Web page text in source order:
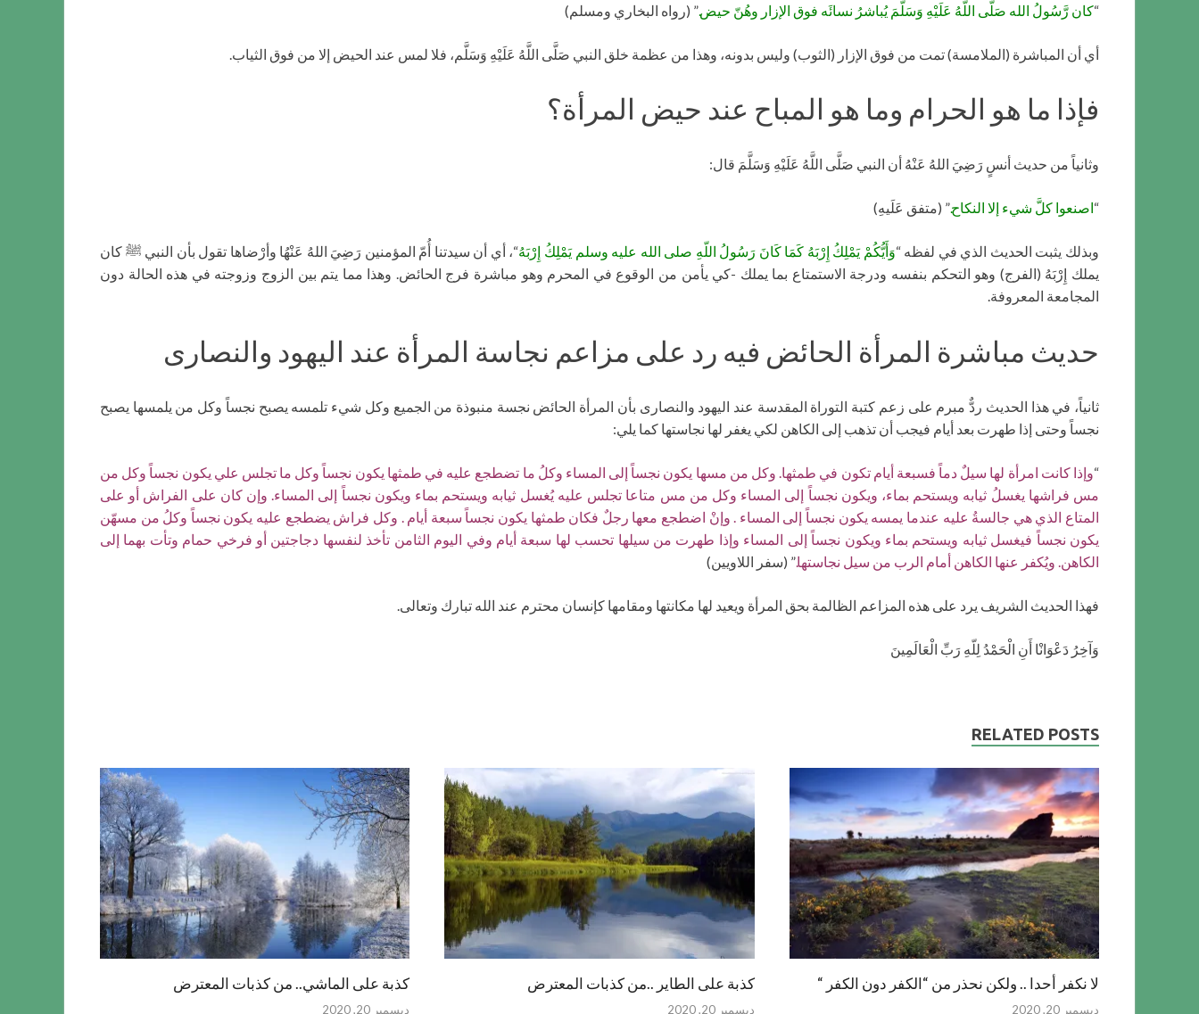
“كان رَّسُولُ الله صَلَّى اللَّهُ عَلَيْهِ وَسَلَّمَ يُباشرُ نسائَه فوق الإزار وهُنّ حيض.” (رواه البخاري ومسلم)
أي أن المباشرة (الملامسة) تمت من فوق الإزار (الثوب) وليس بدونه، وهذا من عظمة خلق النبي صَلَّى اللَّهُ عَلَيْهِ وَسَلَّم، فلا لمس عند الحيض إلا من فوق الثياب.
فإذا ما هو الحرام وما هو المباح عند حيض المرأة؟
وثانياً من حديث أنسٍ رَضِيَ اللهُ عَنْهُ أن النبي صَلَّى اللَّهُ عَلَيْهِ وَسَلَّمَ قال:
“اصنعوا كلَّ شيء إلا النكاح.” (متفق عَلَيهِ)
وبذلك يثبت الحديث الذي في لفظه “وَأَيُّكُمْ يَمْلِكُ إِرْبَهُ كَمَا كَانَ رَسُولُ اللّهِ صلى الله عليه وسلم يَمْلِكُ إِرْبَهُ“، أي أن سيدتنا أُمّ المؤمنين رَضِيَ اللهُ عَنْهُا وأرْضاها تقول بأن النبي ﷺ كان
يملك إِرْبَهُ (الفرج) وهو التحكم بنفسه ودرجة الاستمتاع بما يملك -كي يأمن من الوقوع في المحرم وهو مباشرة فرج الحائض. وهذا مما يتم بين الزوج وزوجته في هذه الحالة دون
المجامعة المعروفة.
حديث مباشرة المرأة الحائض فيه رد على مزاعم نجاسة المرأة عند اليهود والنصارى
ثانياً، في هذا الحديث ردٌّ مبرم على زعم كتبة التوراة المقدسة عند اليهود والنصارى بأن المرأة الحائض نجسة منبوذة من الجميع وكل شيء تلمسه يصبح نجساً وكل من يلمسها يصبح
نجساً وحتى إذا طهرت بعد أيام فيجب أن تذهب إلى الكاهن لكي يغفر لها نجاستها كما يلي:
“وإذا كانت امرأة لها سيلٌ دماً فسبعة أيام تكون في طمثها. وكل من مسها يكون نجساً إلى المساء وكلُ ما تضطجع عليه في طمثها يكون نجساً وكل ما تجلس علي يكون نجساً وكل من
مس فراشها يغسلُ ثيابه ويستحم بماء، ويكون نجساً إلى المساء وكل من مس متاعا تجلس عليه يُغسل ثيابه ويستحم بماء ويكون نجساً إلى المساء. وإن كان على الفراش أو على
المتاع الذي هي جالسةُ عليه عندما يمسه يكون نجساً إلى المساء . وإنْ اضطجع معها رجلٌ فكان طمثها يكون نجساً سبعة أيام . وكل فراش يضطجع عليه يكون نجساً وكلُ من مسهّن
يكون نجساً فيغسل ثيابه ويستحم بماء ويكون نجساً إلى المساء وإذا طهرت من سيلها تحسب لها سبعة أيام وفي اليوم الثامن تأخذ لنفسها دجاجتين أو فرخي حمام وتأت بهما إلى
الكاهن. ويُكفر عنها الكاهن أمام الرب من سيل نجاستها.” (سفر اللاويين)
فهذا الحديث الشريف يرد على هذه المزاعم الظالمة بحق المرأة ويعيد لها مكانتها ومقامها كإنسان محترم عند الله تبارك وتعالى.
وَآخِرُ دَعْوَانْا أَنِ الْحَمْدُ لِلّهِ رَبِّ الْعَالَمِينَ
RELATED POSTS
لا نكفر أحدا .. ولكن نحذر من “الكفر دون الكفر “
ديسمبر 20, 2020
كذبة على الطاير ..من كذبات المعترض
ديسمبر 20, 2020
كذبة على الماشي.. من كذبات المعترض
ديسمبر 20, 2020